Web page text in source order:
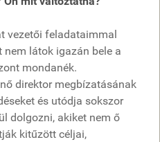
vezetői feladataimmal
látok igazán bele a
mondanék.
direktor megbízatásának
és utódja sokszor
dolgozni, akiket nem ő
kitűzött céljai,